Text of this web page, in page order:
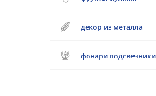
декор из металла
фонари подсвечники